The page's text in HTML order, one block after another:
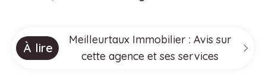
À lire
Meilleurtaux Immobilier : Avis sur
cette agence et ses services